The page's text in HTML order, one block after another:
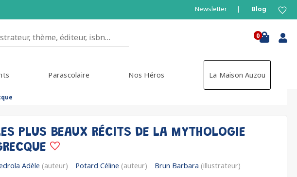
Newsletter Blog
0
Parascolaire Nos Héros La Maison Auzou
PLUS BEAUX RÉCITS DE LA MYTHOLOGIE
Adèle (auteur) Potard Céline (auteur) Brun Barbara (illustrateur)